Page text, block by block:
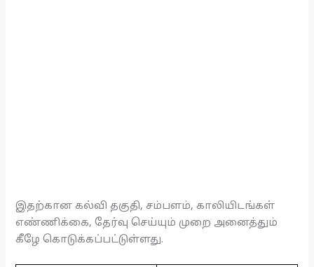
இதற்கான கல்வி தகுதி, சம்பளம், காலியிடங்கள்
எண்ணிக்கை, தேர்வு செய்யும் முறை அனைத்தும்
கீழே கொடுக்கப்பட்டுள்ளது.